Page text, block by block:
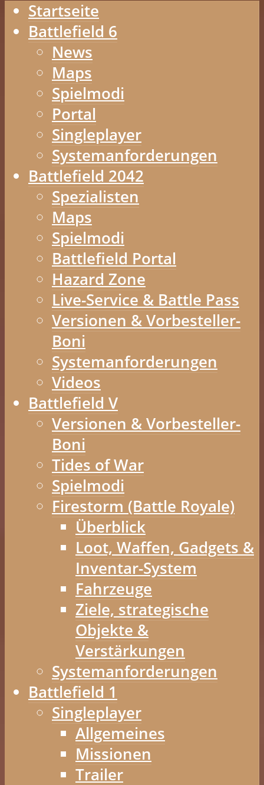
Startseite
Battlefield 6
News
Maps
Spielmodi
Portal
Singleplayer
Systemanforderungen
Battlefield 2042
Spezialisten
Maps
Spielmodi
Battlefield Portal
Hazard Zone
Live-Service & Battle Pass
Versionen & Vorbesteller-
Boni
Systemanforderungen
Videos
Battlefield V
Versionen & Vorbesteller-
Boni
Tides of War
Spielmodi
Firestorm (Battle Royale)
Überblick
Loot, Waffen, Gadgets &
Inventar-System
Fahrzeuge
Ziele, strategische
Objekte &
Verstärkungen
Systemanforderungen
Battlefield 1
Singleplayer
Allgemeines
Missionen
Trailer